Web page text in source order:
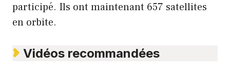
participé. Ils ont maintenant 657 satellites
en orbite.
Vidéos recommandées